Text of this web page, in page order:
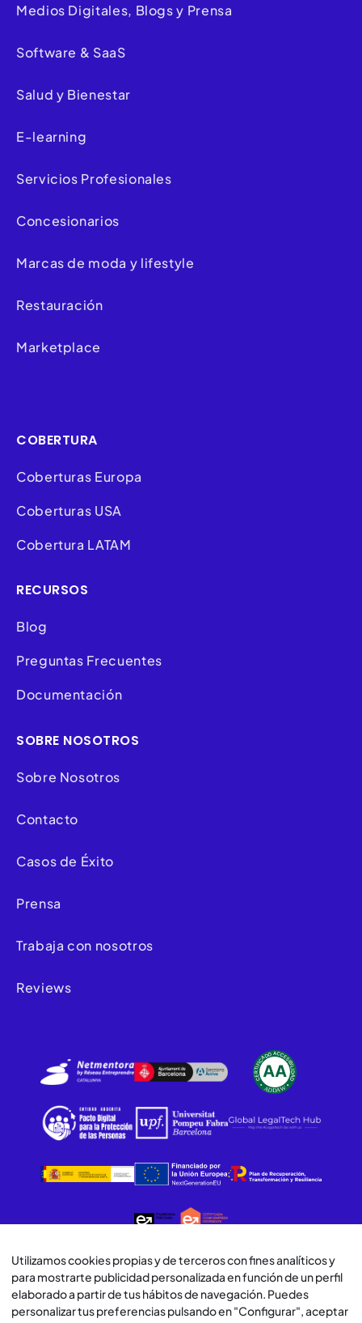
Medios Digitales, Blogs y Prensa
Software & SaaS
Salud y Bienestar
E-learning
Servicios Profesionales
Concesionarios
Marcas de moda y lifestyle
Restauración
Marketplace
COBERTURA
Coberturas Europa
Coberturas USA
Cobertura LATAM
RECURSOS
Blog
Preguntas Frecuentes
Documentación
SOBRE NOSOTROS
Sobre Nosotros
Contacto
Casos de Éxito
Prensa
Trabaja con nosotros
Reviews
© Lawwwing 2026
Utilizamos cookies propias y de terceros con fines analíticos y
para mostrarte publicidad personalizada en función de un perfil
elaborado a partir de tus hábitos de navegación. Puedes
personalizar tus preferencias pulsando en "Configurar", aceptar